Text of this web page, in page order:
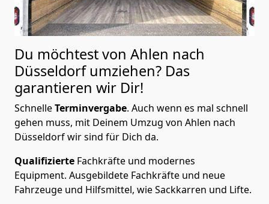
Du möchtest von Ahlen nach
Düsseldorfumziehen? Das
garantieren wir Dir!
SchnelleTerminvergabe. Auch wenn es mal schnell
gehen muss, mit Deinem Umzug von Ahlen nach
Düsseldorf wir sind für Dich da.
Qualifizierte Fachkräfte und modernes
Equipment. Ausgebildete Fachkräfte und neue
Fahrzeuge und Hilfsmittel, wie Sackkarren und Lifte.